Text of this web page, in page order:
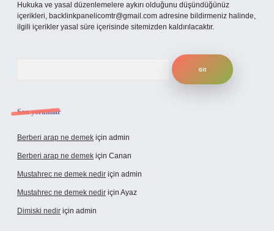
Hukuka ve yasal düzenlemelere aykırı olduğunu düşündüğünüz
içerikleri, backlinkpanelicomtr@gmail.com adresine bildirmeniz halinde,
ilgili içerikler yasal süre içerisinde sitemizden kaldırılacaktır.
Son yorumlar
Berberi arap ne demek için admin
Berberi arap ne demek için Canan
Mustahrec ne demek nedir için admin
Mustahrec ne demek nedir için Ayaz
Dimiski nedir için admin